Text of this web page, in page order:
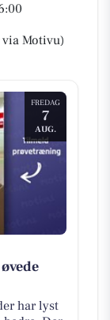
Motivu)
FREDAG
7
AUG.
har lyst